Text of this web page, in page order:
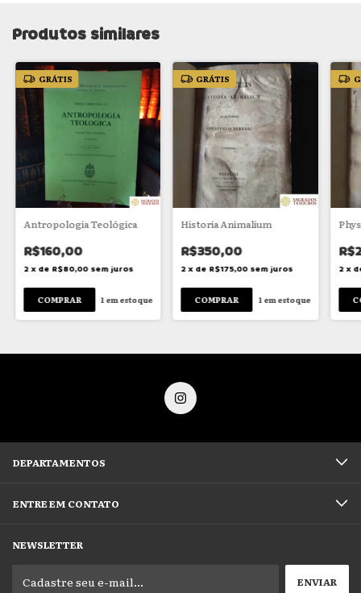
Produtos similares
GRÁTIS
Antropologia Teológica
R$160,00
2 x de R$80,00 sem juros
1 em estoque
GRÁTIS
Historia Animalium
R$350,00
2 x de R$175,00 sem juros
1 em estoque
2 x
DEPARTAMENTOS
ENTRE EM CONTATO
NEWSLETTER